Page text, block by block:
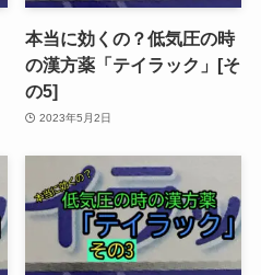
本当に効くの？低気圧の時
の漢方薬「テイラック」[そ
の5]
2023年5月2日